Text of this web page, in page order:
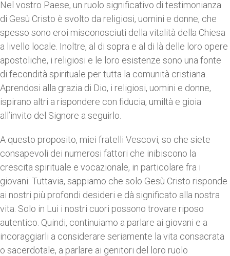
Nel vostro Paese, un ruolo significativo di testimonianza
di Gesù Cristo è svolto da religiosi, uomini e donne, che
spesso sono eroi misconosciuti della vitalità della Chiesa
a livello locale. Inoltre, al di sopra e al di là delle loro opere
apostoliche, i religiosi e le loro esistenze sono una fonte
di fecondità spirituale per tutta la comunità cristiana.
Aprendosi alla grazia di Dio, i religiosi, uomini e donne,
ispirano altri a rispondere con fiducia, umiltà e gioia
all’invito del Signore a seguirlo.
A questo proposito, miei fratelli Vescovi, so che siete
consapevoli dei numerosi fattori che inibiscono la
crescita spirituale e vocazionale, in particolare fra i
giovani. Tuttavia, sappiamo che solo Gesù Cristo risponde
ai nostri più profondi desideri e dà significato alla nostra
vita. Solo in Lui i nostri cuori possono trovare riposo
autentico. Quindi, continuiamo a parlare ai giovani e a
incoraggiarli a considerare seriamente la vita consacrata
o sacerdotale, a parlare ai genitori del loro ruolo